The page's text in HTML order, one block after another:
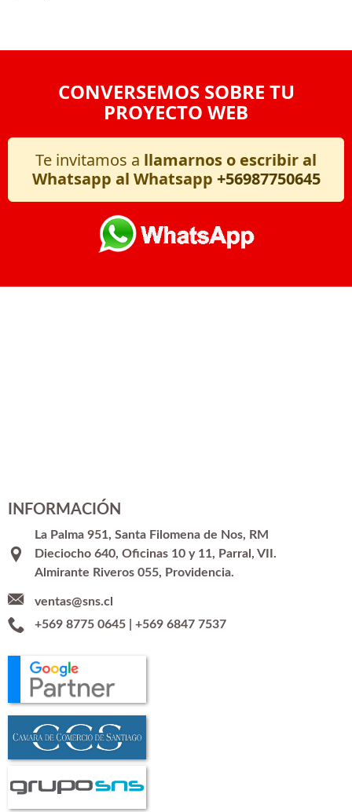
CONVERSEMOS SOBRE TU
PROYECTO WEB
Te invitamos a llamarnos o escribir al
Whatsapp al Whatsapp +56987750645
INFORMACIÓN
La Palma 951, Santa Filomena de Nos, RM
Dieciocho 640, Oficinas 10 y 11, Parral, VII.
Almirante Riveros 055, Providencia.
ventas@sns.cl
+569 8775 0645| +569 6847 7537